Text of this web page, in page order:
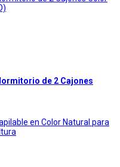
de 2 Cajones